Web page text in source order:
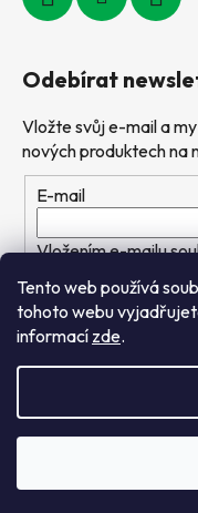
Tento web používá
tohoto webu
informací zde.
Odebírat
Vložte svůj e-mail a
nových produktech na
E-mail
Vložením e-mailu
osobních údajů
PŘIHLÁSIT SE